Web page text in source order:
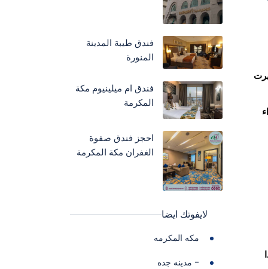
فندق طيبة المدينة
المنورة
فندق ام ميلينيوم مكة
المكرمة
احجز فندق صفوة
الغفران مكة المكرمة
لايفوتك ايضا
مكه المكرمه
- مدينه جده